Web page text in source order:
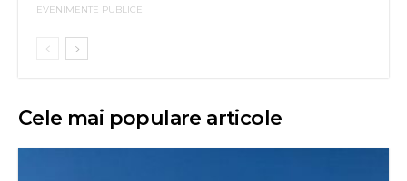
EVENIMENTE PUBLICE
Cele mai populare articole